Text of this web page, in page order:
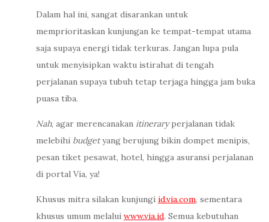
Dalam hal ini, sangat disarankan untuk
memprioritaskan kunjungan ke tempat-tempat utama
saja supaya energi tidak terkuras. Jangan lupa pula
untuk menyisipkan waktu istirahat di tengah
perjalanan supaya tubuh tetap terjaga hingga jam buka
puasa tiba.
Nah, agar merencanakan itineraryperjalanan tidak
melebihi budgetyang berujung bikin dompet menipis,
pesan tiket pesawat, hotel, hingga asuransi perjalanan
di portal Via, ya!
Khusus mitra silakan kunjungi id.via.com, sementara
khusus umum melalui www.via.id. Semua kebutuhan